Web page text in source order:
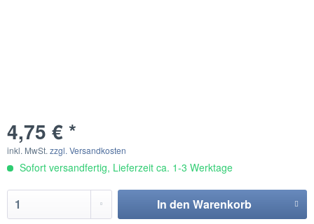
4,75 € *
inkl. MwSt. zzgl. Versandkosten
Sofort versandfertig, Lieferzeit ca. 1-3 Werktage
In den Warenkorb